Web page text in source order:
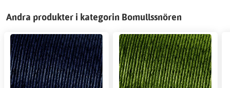
Andra produkter i kategorin Bomullssnören